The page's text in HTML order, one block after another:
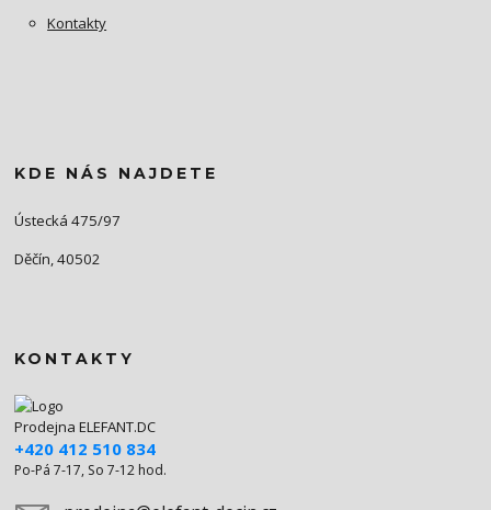
Kontakty
KDE NÁS NAJDETE
Ústecká 475/97
Děčín, 40502
KONTAKTY
Prodejna ELEFANT.DC
+420 412 510 834
Po-Pá 7-17, So 7-12 hod.